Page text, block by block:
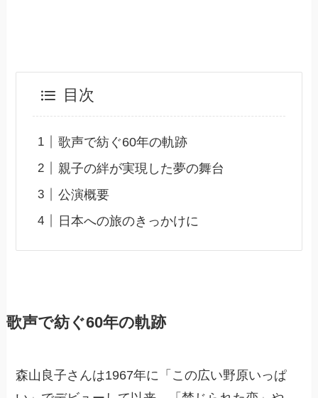
目次
歌声で紡ぐ60年の軌跡
親子の絆が実現した夢の舞台
公演概要
日本への旅のきっかけに
歌声で紡ぐ60年の軌跡
森山良子さんは1967年に「この広い野原いっぱ